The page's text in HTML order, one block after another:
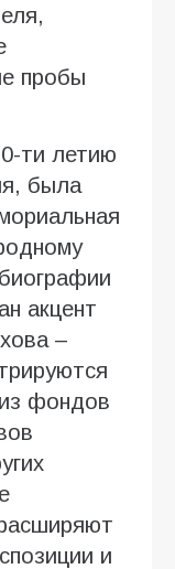
пробы
ти летию
была
акцент
–
фондов
и